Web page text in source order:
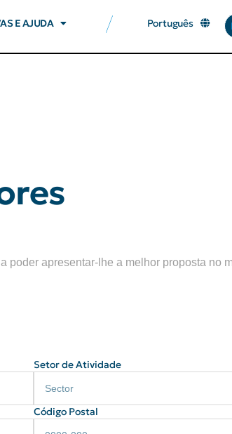
E AJUDA Português
apresentar-lhe a melhor proposta no
Setor de Atividade
Código Postal